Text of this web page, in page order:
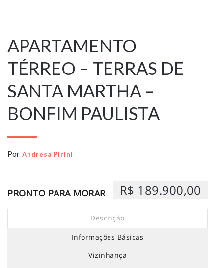
APARTAMENTO
TÉRREO – TERRAS DE
SANTA MARTHA –
BONFIM PAULISTA
Por Andresa Pirini
PRONTO PARA MORAR R$ 189.900,00
Descrição
Informações Básicas
Vizinhança